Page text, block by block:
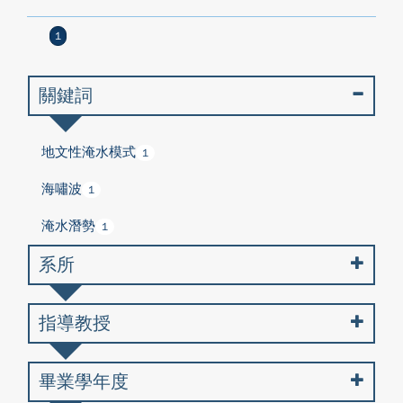
1
關鍵詞
地文性淹水模式 1
海嘯波 1
淹水潛勢 1
系所
指導教授
畢業學年度